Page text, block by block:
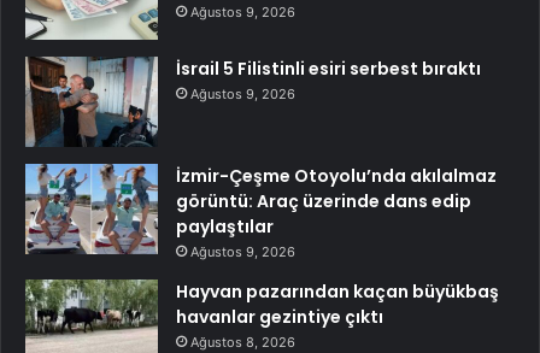
Ağustos 9, 2026
İsrail 5 Filistinli esiri serbest bıraktı
Ağustos 9, 2026
İzmir-Çeşme Otoyolu’nda akılalmaz
görüntü: Araç üzerinde dans edip
paylaştılar
Ağustos 9, 2026
Hayvan pazarından kaçan büyükbaş
havanlar gezintiye çıktı
Ağustos 8, 2026